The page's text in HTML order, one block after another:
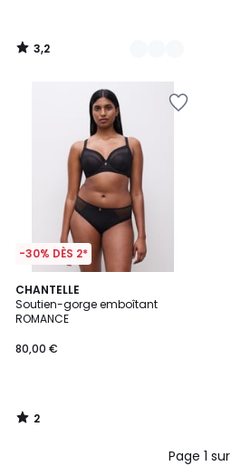
3,2
/
-30% DÈS 2*
CHANTELLE
Soutien-gorge emboîtant
ROMANCE
80,00 €
2
/
5
2
/
Page 1 sur